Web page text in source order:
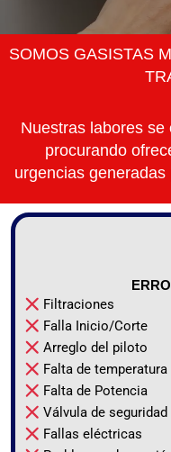
SOMOS GASISTAS
Nuestras labores
procurando
urgencias
Filtraciones
Falla Inicio/Corte
Arreglo del piloto
Falta de temperatura
Falta de Potencia
Válvula de seguridad
Fallas eléctricas